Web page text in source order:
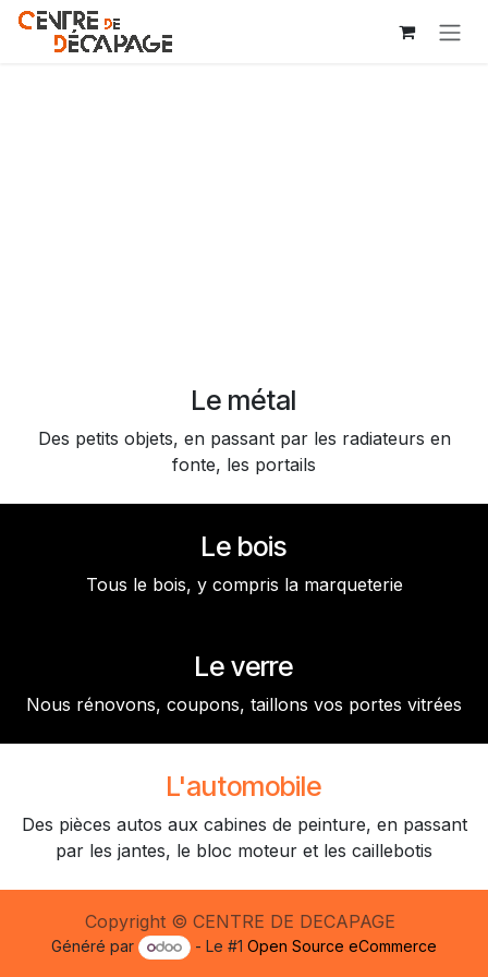
Se rendre au contenu
Le métal
Des petits objets, en passant par les radiateurs en
fonte, les portails
Le bois
Tous le bois, y compris la marqueterie
Le verre
Nous rénovons, coupons, taillons vos portes vitrées
L'automobile
Des pièces autos aux cabines de peinture, en passant
par les jantes, le bloc moteur et les caillebotis
Copyright © CENTRE DE DECAPAGE
Généré par - Le #1Open Source eCommerce